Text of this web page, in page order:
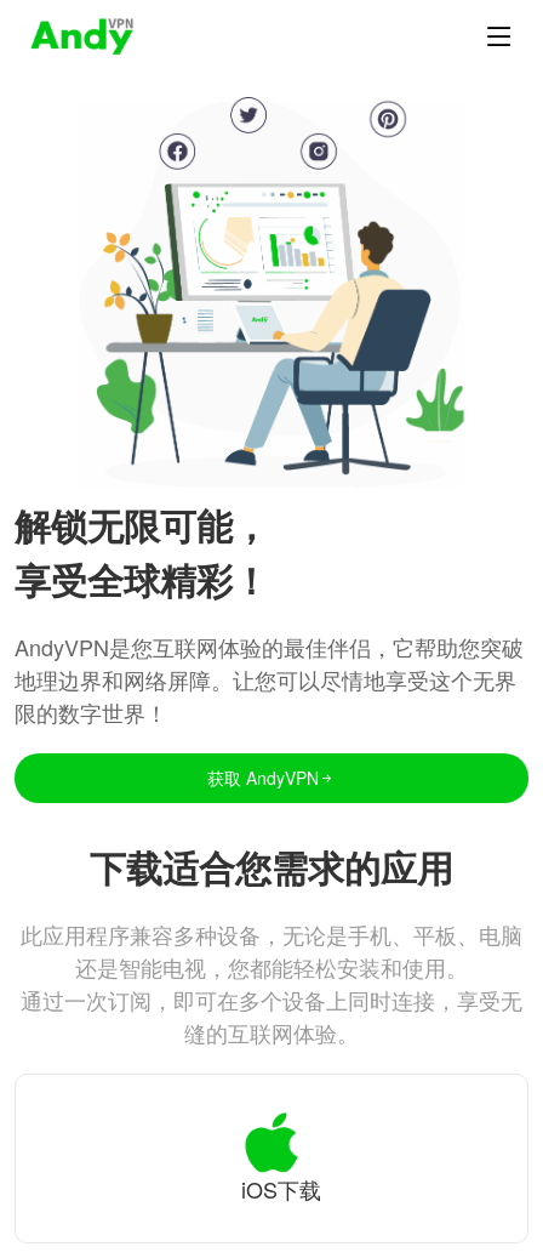
解锁无限可能，
享受全球精彩！
AndyVPN是您互联网体验的最佳伴侣，它帮助您突破
地理边界和网络屏障。让您可以尽情地享受这个无界
限的数字世界！
获取 AndyVPN
下载适合您需求的应用
此应用程序兼容多种设备，无论是手机、平板、电脑
还是智能电视，您都能轻松安装和使用。
通过一次订阅，即可在多个设备上同时连接，享受无
缝的互联网体验。
iOS下载